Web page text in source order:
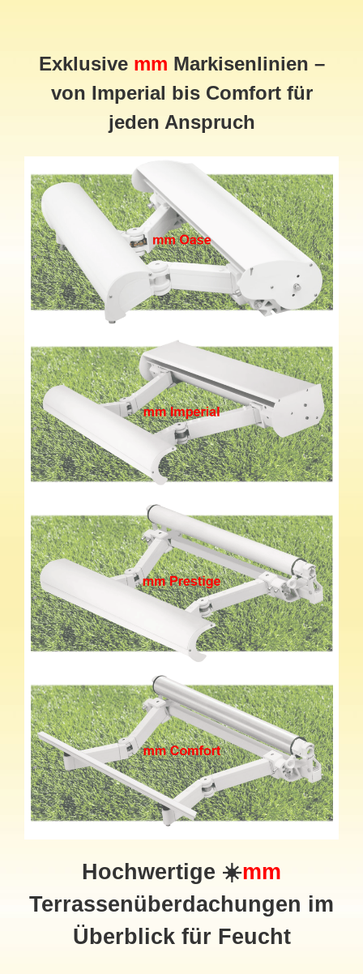
Exklusive mm Markisenlinien –
von Imperial bis Comfort für
jeden Anspruch
Hochwertige ☀️mm
Terrassenüberdachungen im
Überblick für Feucht